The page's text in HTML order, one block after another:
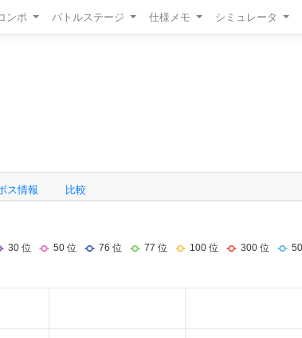
ンボ バトルステージ 仕様メモ シミュレータ
ス情報 比較